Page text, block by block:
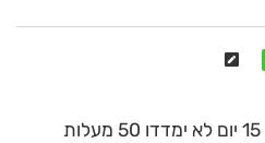
אבל אני מעריך שגם אם עוד 15 יום לא ימדדו 50 מעלות